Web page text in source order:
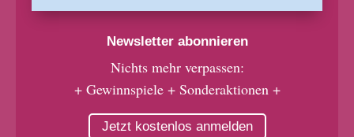
Newsletter abonnieren
Nichts mehr verpassen:
+ Gewinnspiele + Sonderaktionen +
Jetzt kostenlos anmelden